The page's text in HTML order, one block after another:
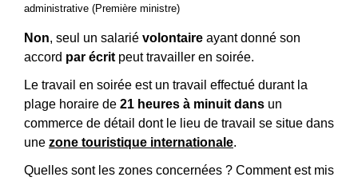
administrative (Première ministre)
Non, seul un salarié volontaire ayant donné son
accord par écrit peut travailler en soirée.
Le travail en soirée est un travail effectué durant la
plage horaire de 21 heures à minuit dans un
commerce de détail dont le lieu de travail se situe dans
une zone touristique internationale.
Quelles sont les zones concernées ? Comment est mis